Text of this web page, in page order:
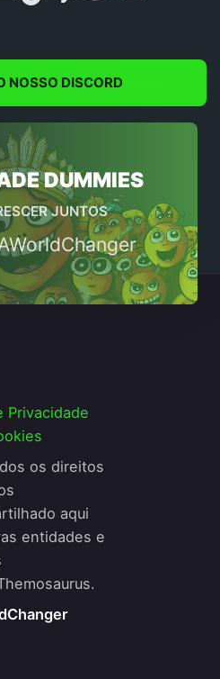
NOSSO DISCORD
DUMMIES
JUNTOS
Privacidade
os direitos
aqui
entidades e